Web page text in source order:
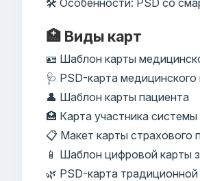
🏥 Виды карт
🪪 Шаблон карты
🩺 PSD-карта медицинского
👤 Шаблон карты пациента
🏥 Карта участника
📋 Макет карты страхового
📱 Шаблон цифровой карты
🌿 PSD-карта